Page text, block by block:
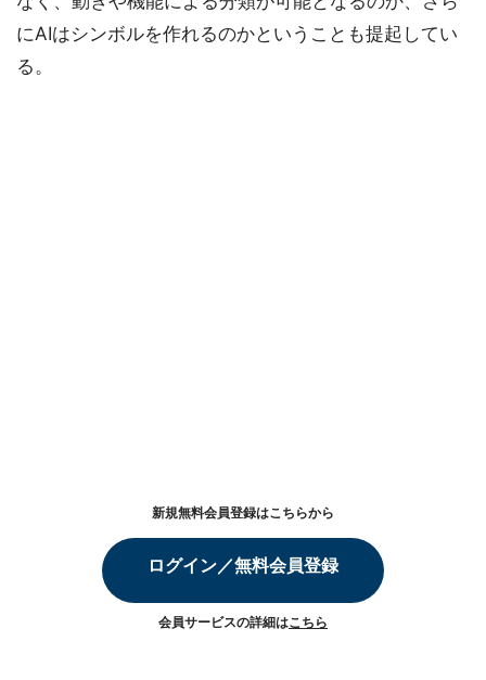
にAIはシンボルを作れるのかということも提起してい
る。
新規無料会員登録はこちらから
ログイン／無料会員登録
会員サービスの詳細はこちら